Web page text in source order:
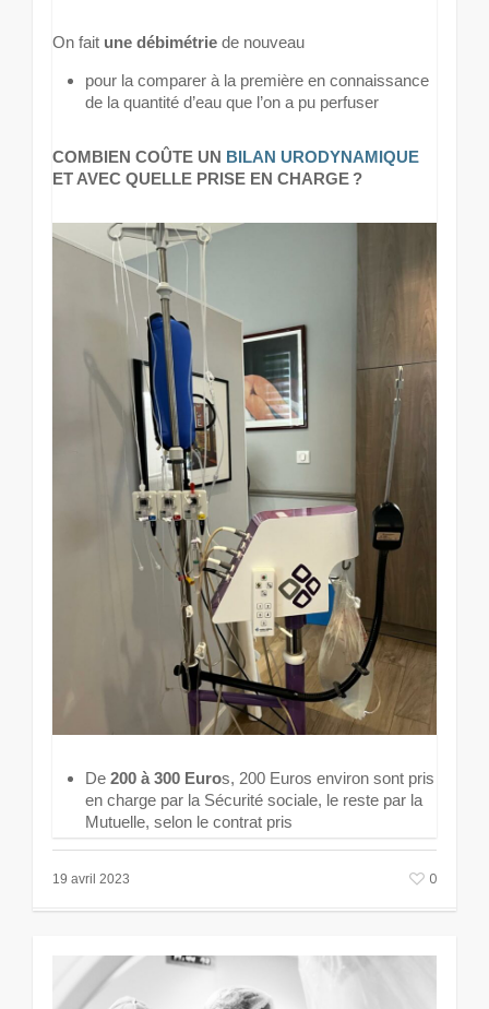
On fait une débimétrie de nouveau
pour la comparer à la première en connaissance
de la quantité d’eau que l’on a pu perfuser
COMBIEN COÛTE UN BILAN URODYNAMIQUE
ET AVEC QUELLE PRISE EN CHARGE ?
De 200 à 300 Euros, 200 Euros environ sont pris
en charge par la Sécurité sociale, le reste par la
Mutuelle, selon le contrat pris
19 avril 2023 0